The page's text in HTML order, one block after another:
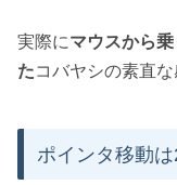
実際にマウスから
たコバヤシの素直
ポインタ移動